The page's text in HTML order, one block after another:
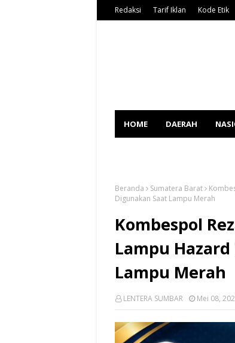
Redaksi Tarif Iklan Kode Etik
HOME DAERAH
Beranda Sumatera Barat
Digunakan Saat Lampu Merah
Kombespol
Lampu
Lampu Merah
LENTERA SUMBAR Mei 08,